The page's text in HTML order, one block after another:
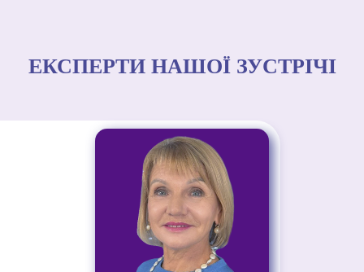
ЕКСПЕРТИ НАШОЇ ЗУСТРІЧІ